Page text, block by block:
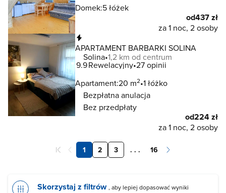
Domek:5 łóżek
od437 zł
za 1 noc, 2 osoby
APARTAMENT BARBARKI SOLINA
Solina 1,2 km od centrum
9.9Rewelacyjny 27 opinii
Apartament:20 m2 1 łóżko
Bezpłatna anulacja
Bez przedpłaty
od224 zł
za 1 noc, 2 osoby
1 2 3 . . . 16
Skorzystaj z filtrów , aby lepiej dopasować wyniki